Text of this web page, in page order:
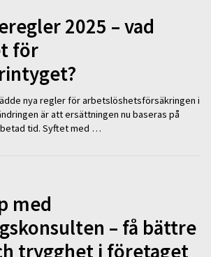
2025 – vad
för
nya regler för arbetslöshetsförsäkringen i
är att ersättningen nu baseras på
tid. Syftet med …
med
– få bättre
trygghet i företaget